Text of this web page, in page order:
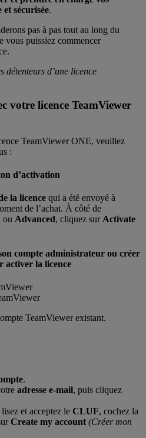
sécurisée.
pas à pas tout au long du
vous puissiez commencer
détenteurs d’une licence
votre licence TeamViewer
TeamViewer ONE, veuillez
:
d’activation
la licence qui a été envoyé à
de l’achat. À côté de
ou Advanced, cliquez surActivate
compte administrateur ou créer
activer la licence
TeamViewer existant.
.
adresse e-mail, puis cliquez
lisez et acceptez le CLUF, cochez la
Create my account (Créer mon